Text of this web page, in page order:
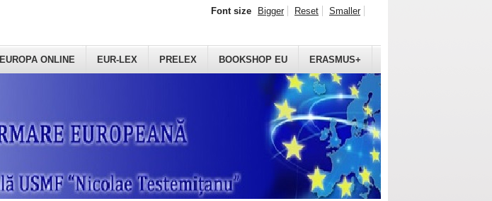
EUROPA ONLINE EUR-LEX PRELEX BOOKSHOP EU ERASMUS+
Font size Bigger Reset Smaller